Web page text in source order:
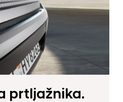
prtljažnika.